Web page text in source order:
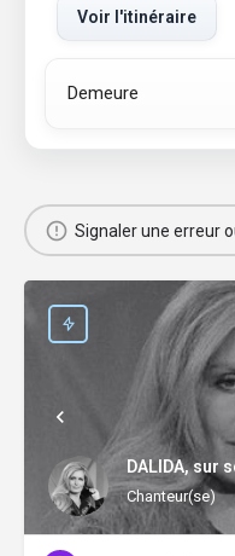
Voir l'itinéraire
Demeure
Signaler une erreur
DALIDA, sur
Chanteur(se)